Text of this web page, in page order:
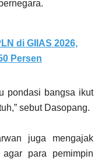
di GIIAS 2026,
Persen
pondasi bangsa ikut
sebut Dasopang.
juga mengajak
para pemimpin